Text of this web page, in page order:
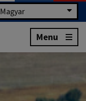
Magyar
Menu